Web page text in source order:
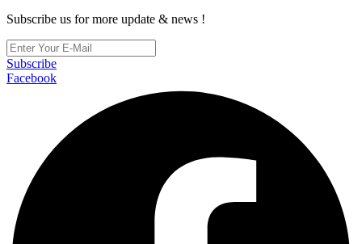
Subscribe us for more update & news !
Subscribe
Facebook